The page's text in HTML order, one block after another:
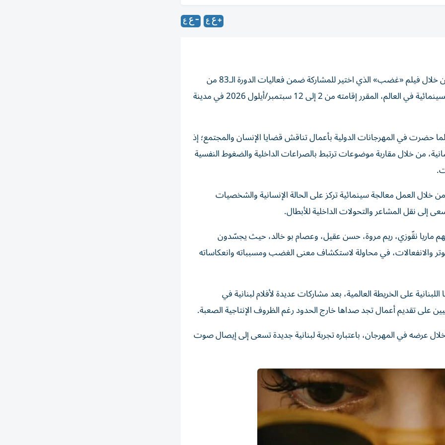
تستعد السينما اللبنانية لحضور جديد على الساحة العالمية من خلال فيلم «غضب» الذي اختير للمشاركة ضمن فعاليات الدورة الـ83 من
مهرجان فينيسيا السينمائي الدولي، أحد أعرق المهرجانات السينمائية في العالم، المقرر إقامته من 2 إلى 12 سبتمبر/أيلول 2026 في مدينة
حضرت في المهرجانات الدولية بأعمال تناقش قضايا الإنسان والمجتمع؛ إذ
من خلال مقاربة موضوعات ترتبط بالصراعات الداخلية والضغوط النفسية
خلال العمل معالجة سينمائية تركز على الحالة الإنسانية والشخصيات
إلى نقل المشاعر والتحولات الداخلية للأبطال.
ماريا نقّوزي، ريم مروة، حسن عقيل، وعصام بو خالد، حيث يجسّدون
والانفعالات، في محاولة لاستكشاف معنى الغضب ومسبباته وانعكاساته
على الخريطة العالمية، بعد مشاركات عديدة لأفلام لبنانية في
على تقديم أعمال تجد صداها خارج الحدود رغم الظروف الإنتاجية الصعبة.
عرضه في المهرجان، باعتباره تجربة لبنانية جديدة تسعى إلى إيصال صوت